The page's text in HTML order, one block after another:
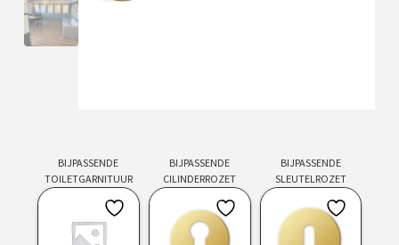
BIJPASSENDE
TOILETGARNITUUR
BIJPASSENDE
CILINDERROZET
BIJPASSENDE
SLEUTELROZET